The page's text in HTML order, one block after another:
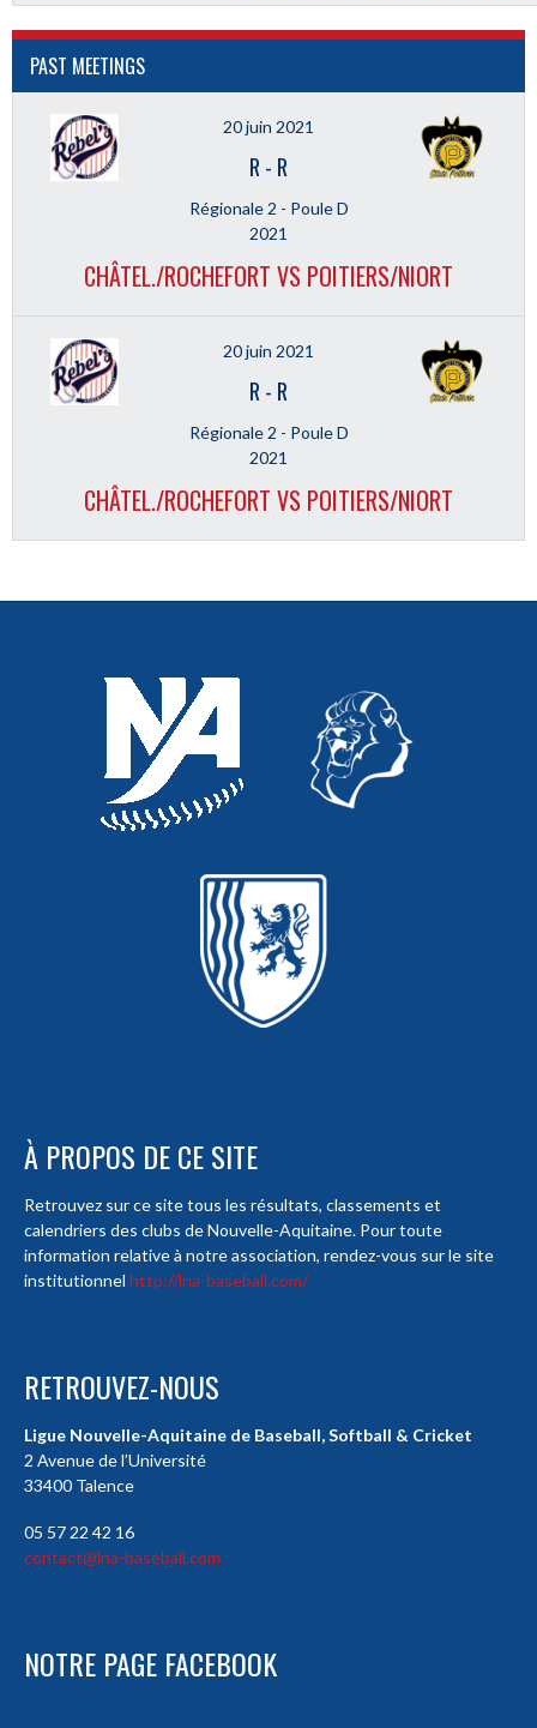
PAST MEETINGS
20 juin 2021
R - R
Régionale 2 - Poule D
2021
CHÂTEL./ROCHEFORT VS POITIERS/NIORT
20 juin 2021
R - R
Régionale 2 - Poule D
2021
CHÂTEL./ROCHEFORT VS POITIERS/NIORT
À PROPOS DE CE SITE
Retrouvez sur ce site tous les résultats, classements et
calendriers des clubs de Nouvelle-Aquitaine. Pour toute
information relative à notre association, rendez-vous sur le site
institutionnel http://lna-baseball.com/
RETROUVEZ-NOUS
Ligue Nouvelle-Aquitaine de Baseball, Softball & Cricket
2 Avenue de l’Université
33400 Talence
05 57 22 42 16
contact@lna-baseball.com
NOTRE PAGE FACEBOOK